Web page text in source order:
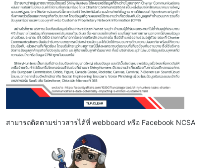
สามารถติดตามข่าวสารได้ที่ webboard หรือ Facebook NCSA